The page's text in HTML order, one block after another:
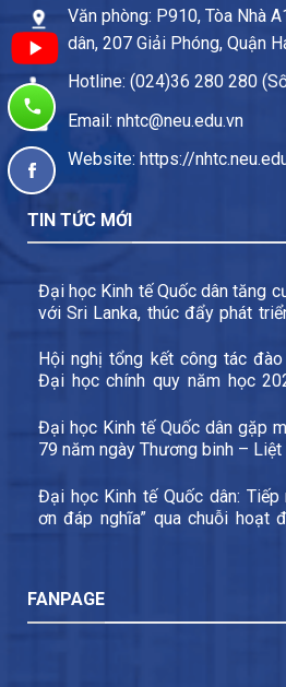
Văn phòng: P910, Tòa Nhà
dân, 207 Giải Phóng, Quận
Hotline: (024)36 280 280
Email: nhtc@neu.edu.vn
Website: https://
TIN TỨC MỚI
Đại học Kinh tế Quốc dân tăng
với Sri Lanka, thúc đẩy phát
Hội nghị tổng kết công tác
Đại học chính quy năm học
Đại học Kinh tế Quốc dân gặp
79 năm ngày Thương binh –
Đại học Kinh tế Quốc dân: Tiếp
ơn đáp nghĩa” qua chuỗi hoạt
FANPAGE